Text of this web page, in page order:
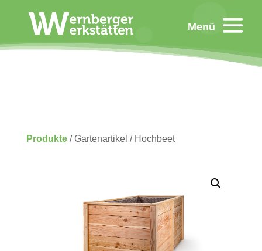
Menü
Produkte/ Gartenartikel / Hochbeet